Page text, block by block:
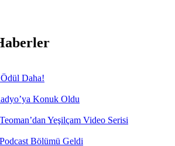
Daha!
Konuk Oldu
Yeşilçam Video Serisi
Bölümü Geldi